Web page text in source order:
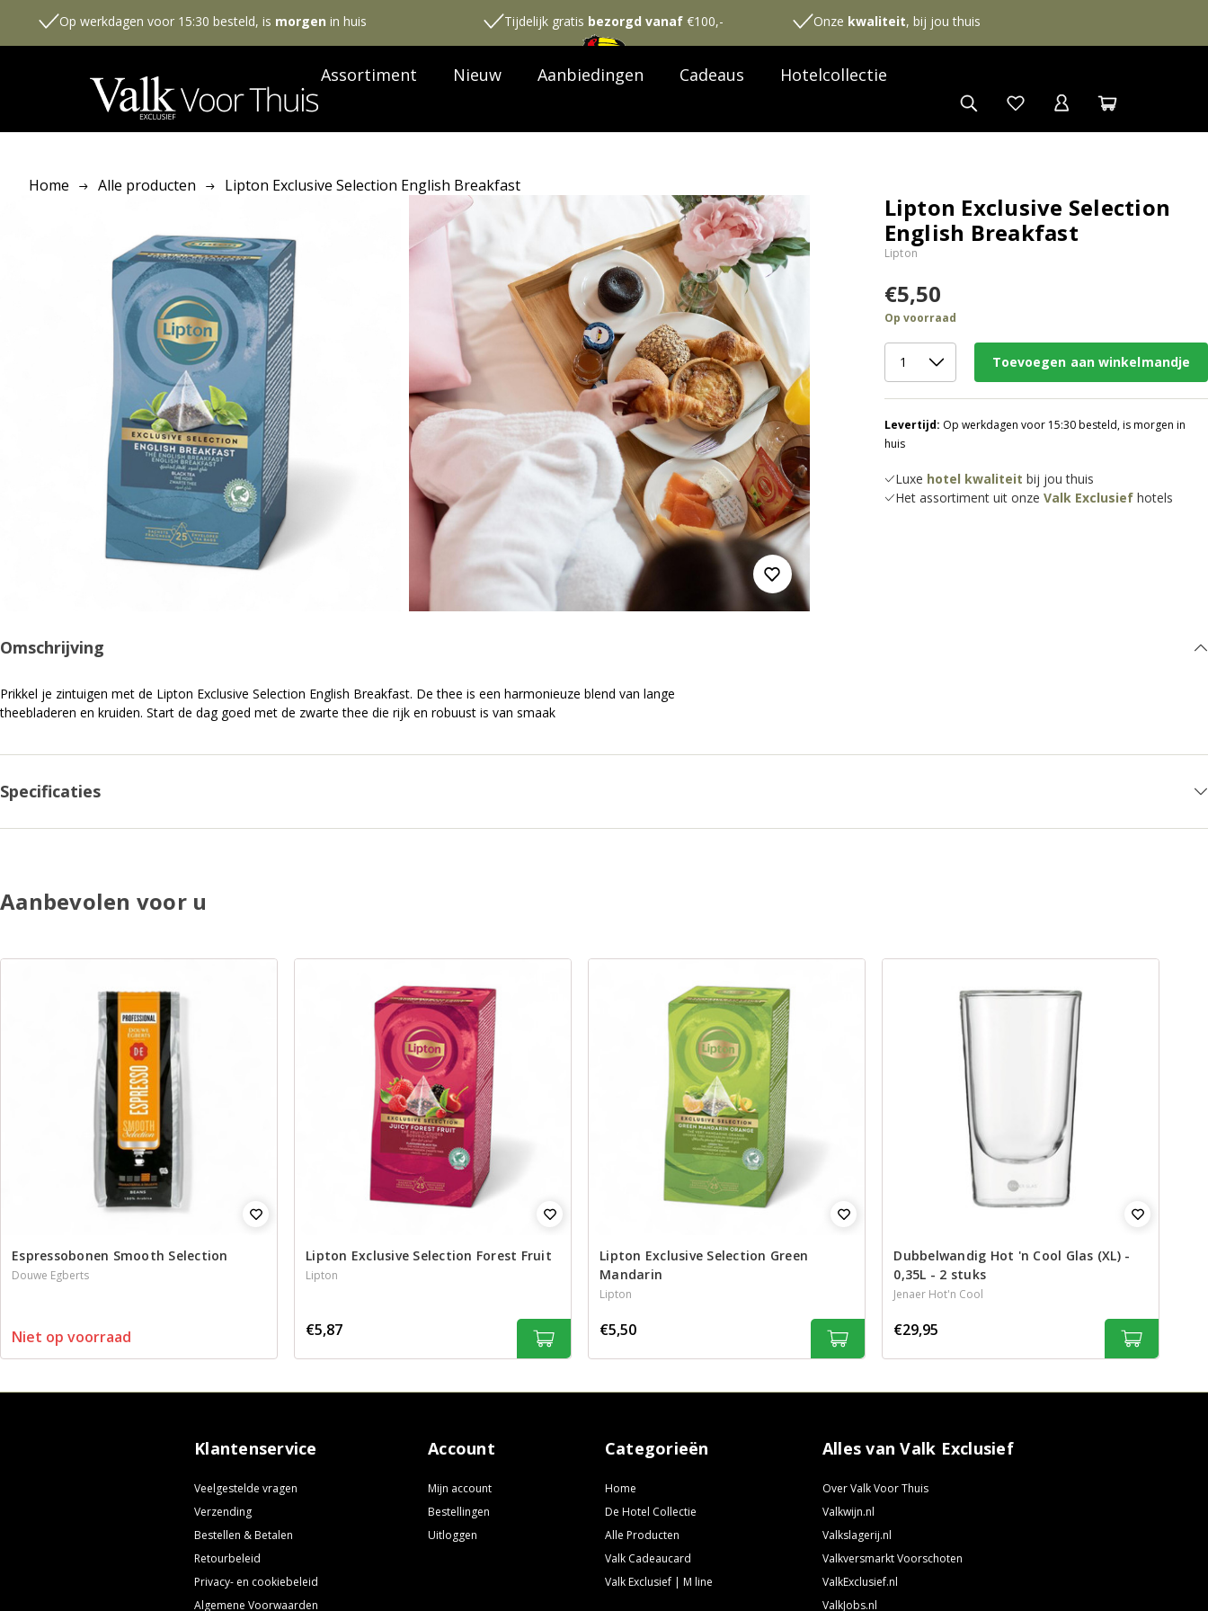
Op werkdagen voor 15:30 besteld, is morgen in huis Tijdelijk gratis bezorgd vanaf €100,- Onze kwaliteit, bij jou thuis
Assortiment Nieuw Aanbiedingen Cadeaus Hotelcollectie
Home Alle producten Lipton Exclusive Selection English Breakfast
Lipton Exclusive Selection
English Breakfast
Lipton
€5,50
Op voorraad
Toevoegen aan winkelmandje
Levertijd: Op werkdagen voor 15:30 besteld, is morgen in
huis
Luxe hotel kwaliteit bij jou thuis
Het assortiment uit onze Valk Exclusiefhotels
Omschrijving
Prikkel je zintuigen met de Lipton Exclusive Selection English Breakfast. De thee is een harmonieuze blend van lange
theebladeren en kruiden. Start de dag goed met de zwarte thee die rijk en robuust is van smaak
Specificaties
Aanbevolen voor u
Espressobonen Smooth Selection
Douwe Egberts
Niet op voorraad
Lipton Exclusive Selection Forest Fruit
Lipton
€5,87
Lipton Exclusive Selection Green
Mandarin
Lipton
€5,50
Dubbelwandig Hot 'n Cool Glas (XL) -
0,35L - 2 stuks
Jenaer Hot'n Cool
€29,95
Klantenservice
Veelgestelde vragen
Verzending
Bestellen & Betalen
Retourbeleid
Privacy- en cookiebeleid
Algemene Voorwaarden
Account
Mijn account
Bestellingen
Uitloggen
Categorieën
Home
De Hotel Collectie
Alle Producten
Valk Cadeaucard
Valk Exclusief | M line
Alles van Valk Exclusief
Over Valk Voor Thuis
Valkwijn.nl
Valkslagerij.nl
Valkversmarkt Voorschoten
ValkExclusief.nl
ValkJobs.nl